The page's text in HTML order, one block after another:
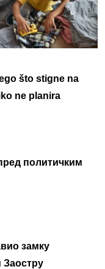
što stigne na
ne planira
политичким
замку
Заостру